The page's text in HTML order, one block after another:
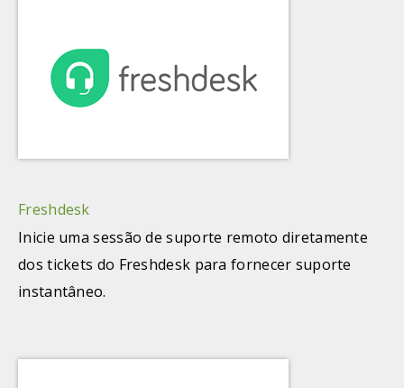
Freshdesk
Inicie uma sessão de suporte remoto diretamente
dos tickets do Freshdesk para fornecer suporte
instantâneo.